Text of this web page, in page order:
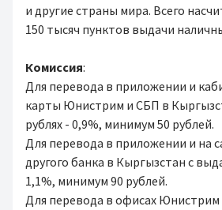
и другие страны мира. Всего
150 тысяч пунктов выдачи
Комиссия:
Для перевода в приложении и
карты Юнистрим и СБП в
рублях - 0,9%, минимум 50 рублей.
Для перевода в приложении и на
другого банка в Кыргызстан с
1,1%, минимум 90 рублей.
Для перевода в офисах Юнистрим